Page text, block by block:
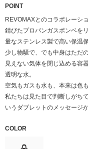
POINT
REVOMAXとのコラボレーシ
錆びたプロパンガスボンベを
量なステンレス製で高い保温
少し物騒で、でも中身はただ
見えない気体を閉じ込める容
透明な水。
空気もガスも水も、本来は色
私たちは見た目で判断しがち
いうダブレットのメッセージ
COLOR